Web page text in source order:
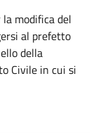
modifica del
al prefetto
della
Civile in cui si